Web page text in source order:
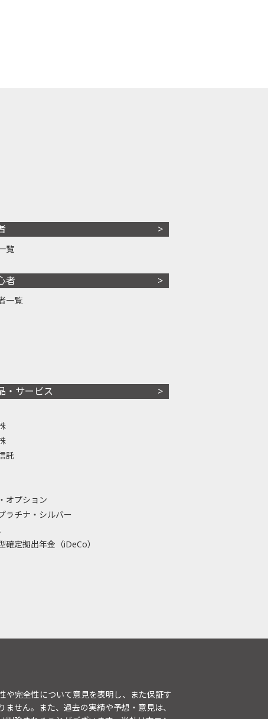
覧
者
一覧
・サービス
託
オプション
ラチナ・シルバー
確定拠出年金（iDeCo）
や完全性について意見を表明し、また保証す
せん。また、過去の実績や予想・意見は、